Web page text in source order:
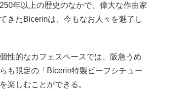
年以上の歴史のなかで、偉大な作曲家
きたBicerinは、今もなお人々を魅了し
性的なカフェスペースでは、阪急うめ
も限定の「Bicerin特製ビーフシチュー
楽しむことができる。